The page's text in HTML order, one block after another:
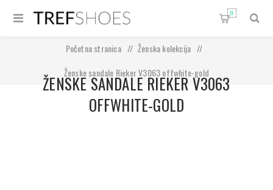
0
Početna stranica / Ženska kolekcija
/
Ženske sandale Rieker V3063 offwhite-gold
ŽENSKE SANDALE RIEKER V3063
OFFWHITE-GOLD